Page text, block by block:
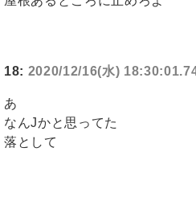
18: 2020/12/16(水)
あ
なんJかと思ってた
落として